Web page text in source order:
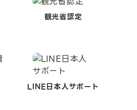
観光省認定
LINE日本人サポート